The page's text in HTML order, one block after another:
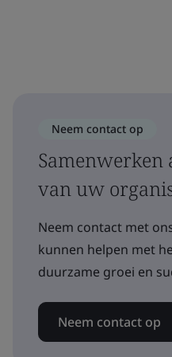
Neem contact op
Samenwerken
van uw
Neem contact met
kunnen helpen met
duurzame groei en
Neem contact op